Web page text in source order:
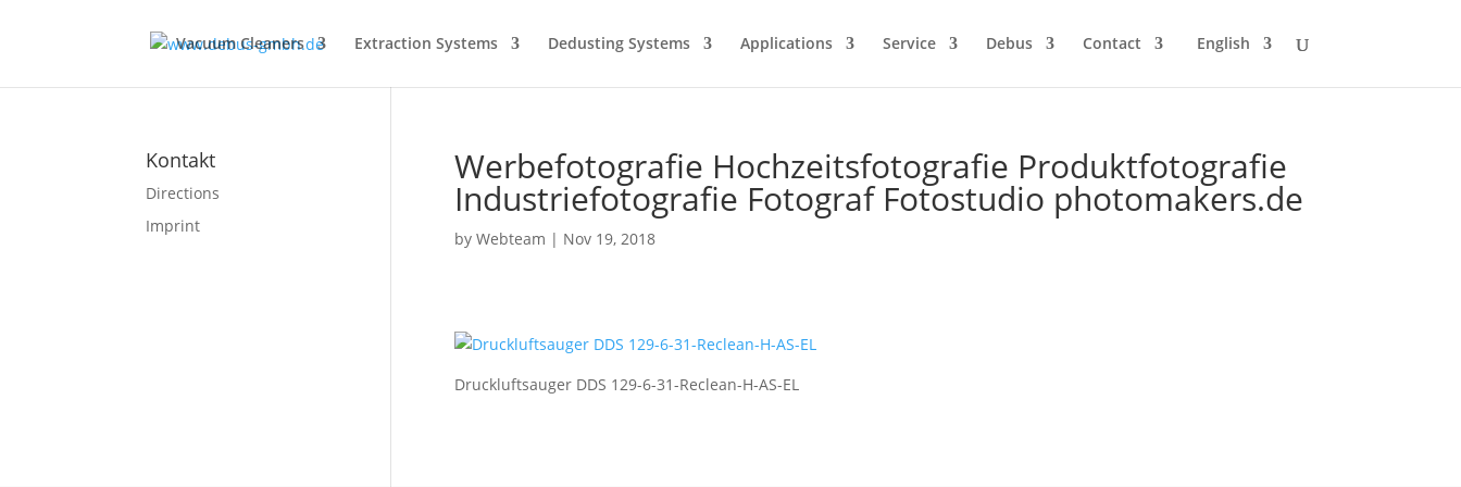
Vacuum Cleaners Extraction Systems Dedusting Systems Applications Service Debus Contact English
Werbefotografie Hochzeitsfotografie Produktfotografie
Industriefotografie Fotograf Fotostudio photomakers.de
by Webteam | Nov 19, 2018
Druckluftsauger DDS 129-6-31-Reclean-H-AS-EL
Kontakt
Directions
Imprint